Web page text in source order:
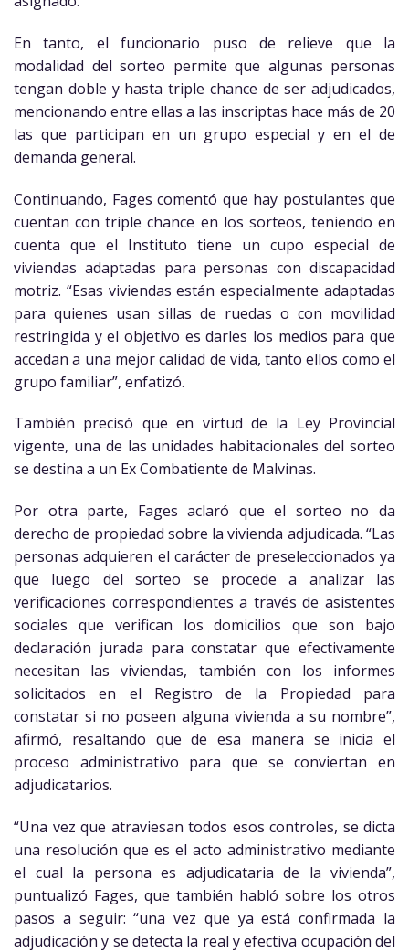
En tanto, el funcionario puso de relieve que la
modalidad del sorteo permite que algunas personas
tengan doble y hasta triple chance de ser adjudicados,
mencionando entre ellas a las inscriptas hace más de 20
las que participan en un grupo especial y en el de
demanda general.
Continuando, Fages comentó que hay postulantes que
cuentan con triple chance en los sorteos, teniendo en
cuenta que el Instituto tiene un cupo especial de
viviendas adaptadas para personas con discapacidad
motriz. “Esas viviendas están especialmente adaptadas
para quienes usan sillas de ruedas o con movilidad
restringida y el objetivo es darles los medios para que
accedan a una mejor calidad de vida, tanto ellos como el
grupo familiar”, enfatizó.
También precisó que en virtud de la Ley Provincial
vigente, una de las unidades habitacionales del sorteo
se destina a un Ex Combatiente de Malvinas.
Por otra parte, Fages aclaró que el sorteo no da
derecho de propiedad sobre la vivienda adjudicada. “Las
personas adquieren el carácter de preseleccionados ya
que luego del sorteo se procede a analizar las
verificaciones correspondientes a través de asistentes
sociales que verifican los domicilios que son bajo
declaración jurada para constatar que efectivamente
necesitan las viviendas, también con los informes
solicitados en el Registro de la Propiedad para
constatar si no poseen alguna vivienda a su nombre”,
afirmó, resaltando que de esa manera se inicia el
proceso administrativo para que se conviertan en
adjudicatarios.
“Una vez que atraviesan todos esos controles, se dicta
una resolución que es el acto administrativo mediante
el cual la persona es adjudicataria de la vivienda”,
puntualizó Fages, que también habló sobre los otros
pasos a seguir: “una vez que ya está confirmada la
adjudicación y se detecta la real y efectiva ocupación del